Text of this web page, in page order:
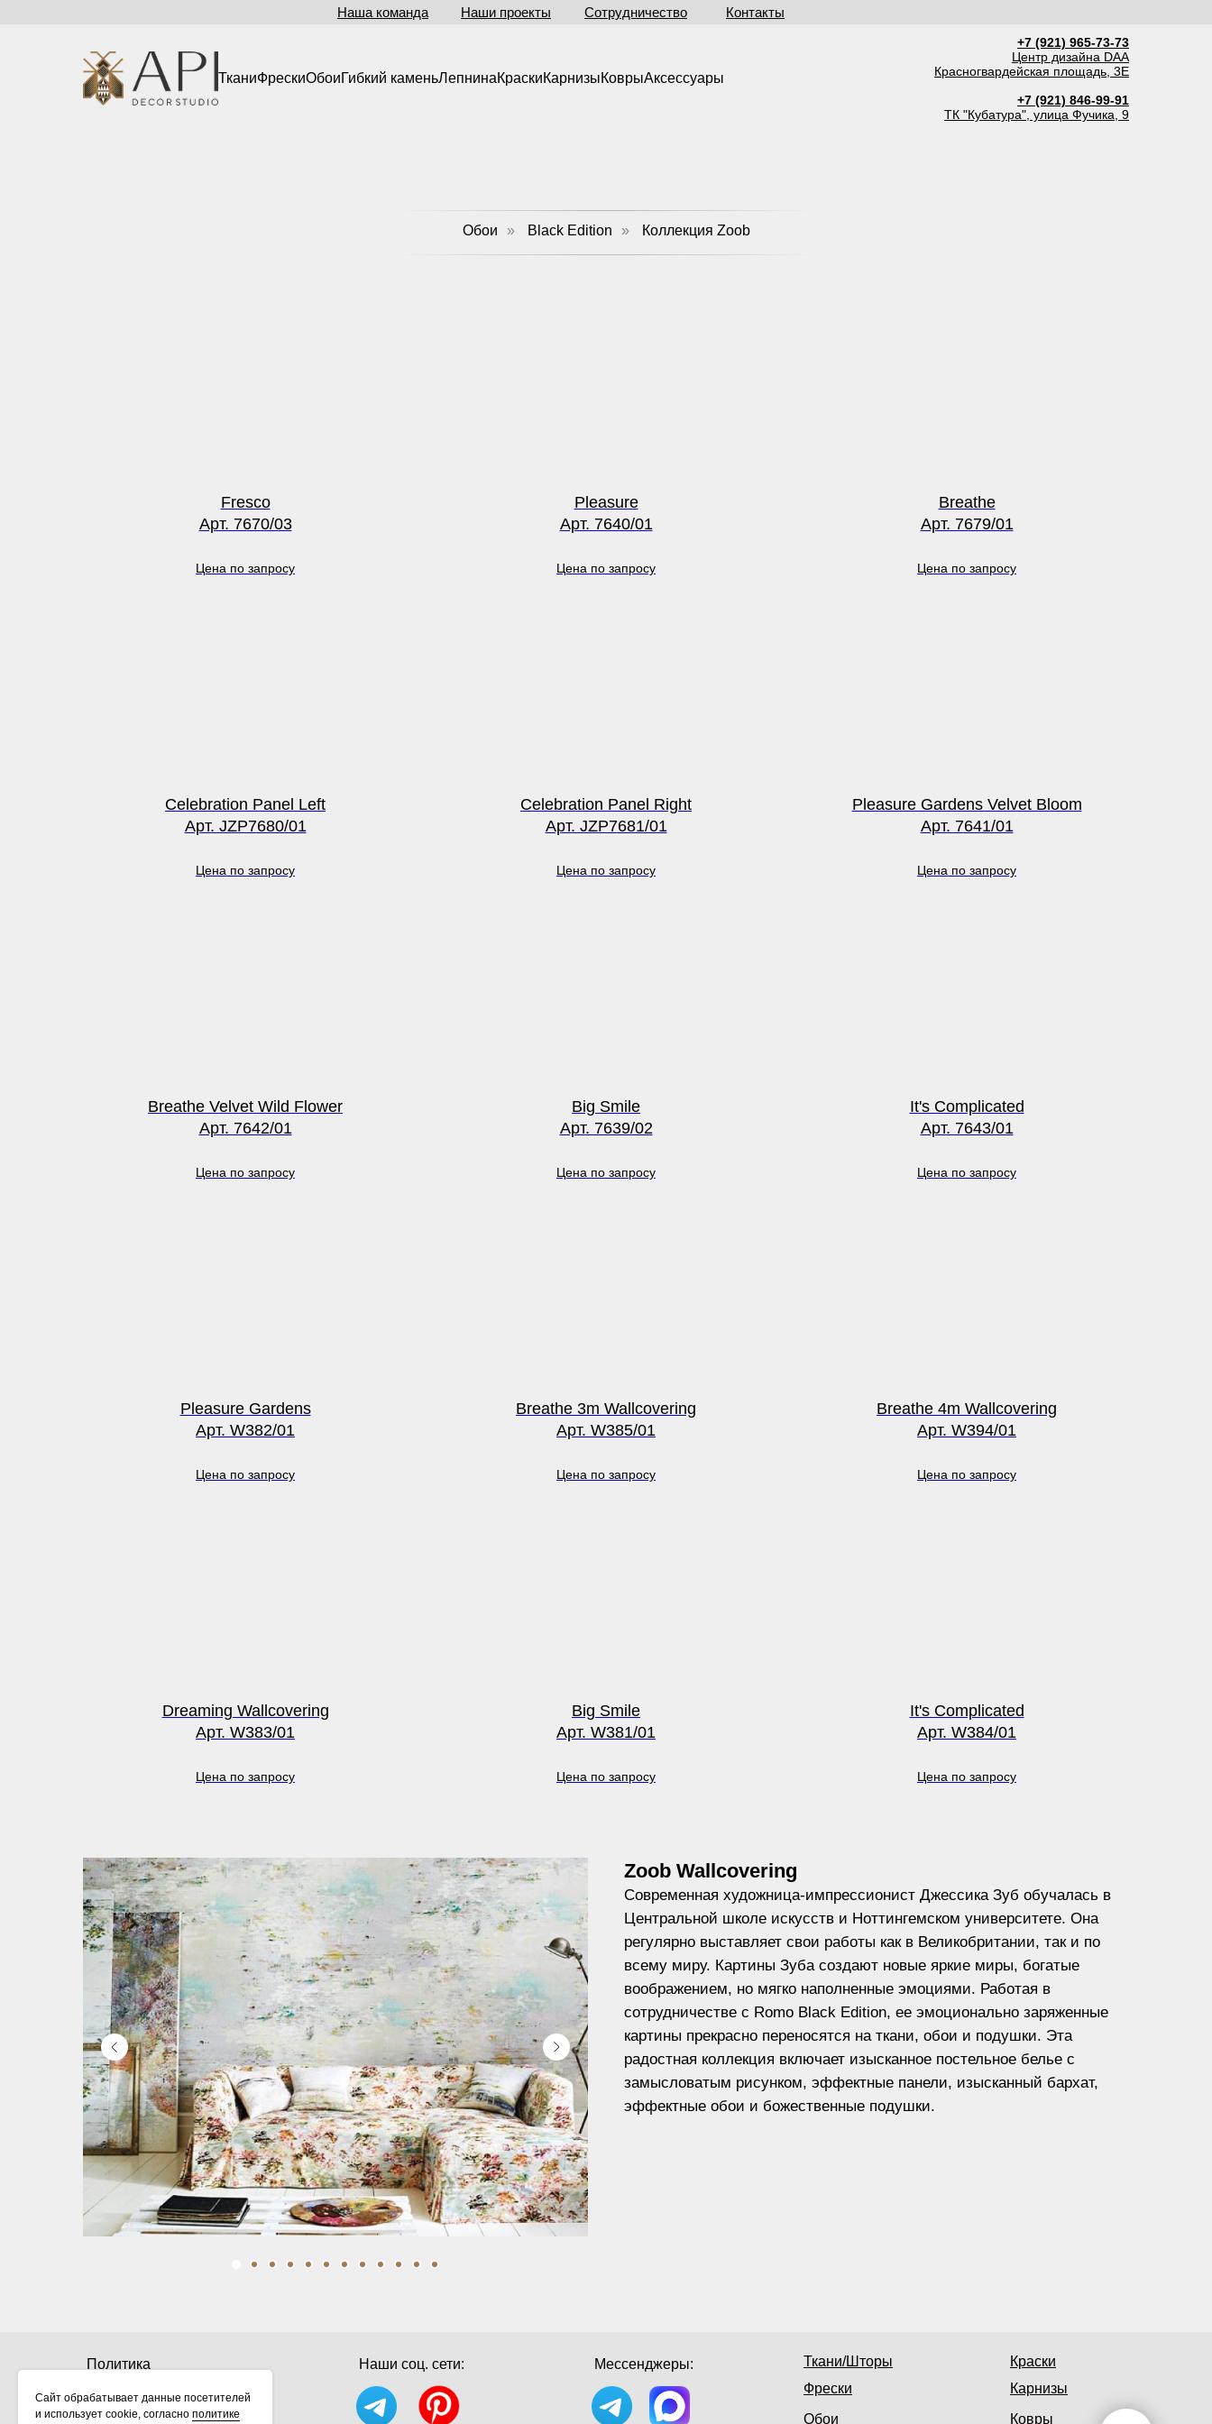
Наша команда Наши проекты Сотрудничество Контакты
ТканиФрескиОбоиГибкий каменьЛепнинаКраскиКарнизыКоврыАксессуары
+7 (921) 965-73-73
Центр дизайна DAA
Красногвардейская площадь, 3Е
+7 (921) 846-99-91
ТК "Кубатура", улица Фучика, 9
Обои » Black Edition » Коллекция Zoob
Fresco
Арт. 7670/03
Цена по запросу
Pleasure
Арт. 7640/01
Цена по запросу
Breathe
Арт. 7679/01
Цена по запросу
Celebration Panel Left
Арт. JZP7680/01
Цена по запросу
Celebration Panel Right
Арт. JZP7681/01
Цена по запросу
Pleasure Gardens Velvet Bloom
Арт. 7641/01
Цена по запросу
Breathe Velvet Wild Flower
Арт. 7642/01
Цена по запросу
Big Smile
Арт. 7639/02
Цена по запросу
It's Complicated
Арт. 7643/01
Цена по запросу
Pleasure Gardens
Арт. W382/01
Цена по запросу
Breathe 3m Wallcovering
Арт. W385/01
Цена по запросу
Breathe 4m Wallcovering
Арт. W394/01
Цена по запросу
Dreaming Wallcovering
Арт. W383/01
Цена по запросу
Big Smile
Арт. W381/01
Цена по запросу
It's Complicated
Арт. W384/01
Цена по запросу
Zoob Wallcovering
Современная художница-импрессионист Джессика Зуб обучалась в
Центральной школе искусств и Ноттингемском университете. Она
регулярно выставляет свои работы как в Великобритании, так и по
всему миру. Картины Зуба создают новые яркие миры, богатые
воображением, но мягко наполненные эмоциями. Работая в
сотрудничестве с Romo Black Edition, ее эмоционально заряженные
картины прекрасно переносятся на ткани, обои и подушки. Эта
радостная коллекция включает изысканное постельное белье с
замысловатым рисунком, эффектные панели, изысканный бархат,
эффектные обои и божественные подушки.
Сайт обрабатывает данные посетителей
и использует cookie, согласно политике
Наши соц. сети: Мессенджеры:
Политика
Ткани/Шторы
Фрески
Обои
Краски
Карнизы
Ковры